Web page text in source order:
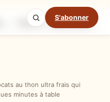
S'abonner
Ingrédients Étapes
Mode cuisine
au thon ultra frais qui
minutes à table